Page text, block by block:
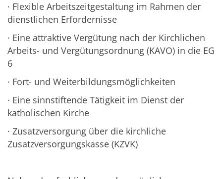
· Flexible Arbeitszeitgestaltung im Rahmen der
dienstlichen Erfordernisse
· Eine attraktive Vergütung nach der Kirchlichen
Arbeits- und Vergütungsordnung (KAVO) in die EG
6
· Fort- und Weiterbildungsmöglichkeiten
· Eine sinnstiftende Tätigkeit im Dienst der
katholischen Kirche
· Zusatzversorgung über die kirchliche
Zusatzversorgungskasse (KZVK)